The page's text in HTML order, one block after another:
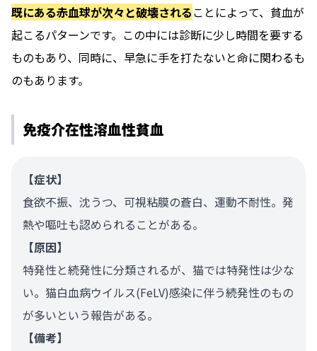
既にある赤血球が次々と破壊されることによって、貧血が
起こるパターンです。この中には診断に少し時間を要する
ものもあり、同時に、早急に手を打たないと命に関わるも
のもあります。
免疫介在性溶血性貧血
【症状】
食欲不振、沈うつ、可視粘膜の蒼白、運動不耐性。発
熱や嘔吐も認められることがある。
【原因】
特発性と続発性に分類されるが、猫では特発性は少な
い。猫白血病ウイルス(FeLV)感染に伴う続発性のもの
が多いという報告がある。
【備考】